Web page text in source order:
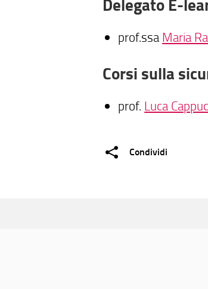
prof.ssa Maria
Corsi sulla
prof. Luca
Condividi